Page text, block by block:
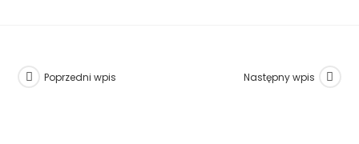
Poprzedni wpis Następny wpis